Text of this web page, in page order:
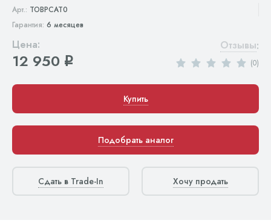
Арт.: TOBPCAT0
Гарантия: 6 месяцев
Цена:
12 950 q
Отзывы:
(0)
Купить
Подобрать аналог
Сдать в Trade-In Хочу продать